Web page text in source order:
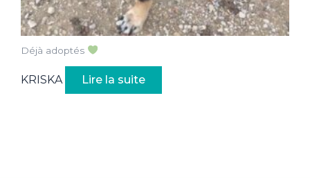
Déjà adoptés
KRISKA Lire la suite